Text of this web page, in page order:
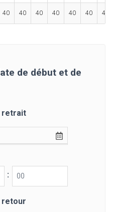
40 40 40 40 40 40 40
de début et de
retrait
:
retour